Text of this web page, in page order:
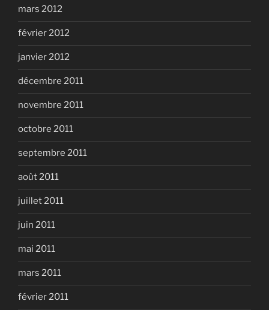
mars 2012
février 2012
janvier 2012
décembre 2011
novembre 2011
octobre 2011
septembre 2011
août 2011
juillet 2011
juin 2011
mai 2011
mars 2011
février 2011